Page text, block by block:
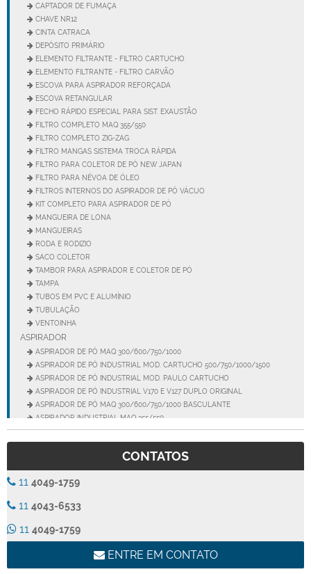
CAPTADOR DE FUMAÇA
CHAVE NR12
CINTA CATRACA
DEPÓSITO PRIMÁRIO
ELEMENTO FILTRANTE - FILTRO CARTUCHO
ELEMENTO FILTRANTE - FILTRO CARVÃO
ESCOVA PARA ASPIRADOR REFORÇADA
ESCOVA RETANGULAR
FECHO RÁPIDO ESPECIAL PARA SIST. EXAUSTÃO
FILTRO COMPLETO MAQ 355/550
FILTRO COMPLETO ZIG-ZAG
FILTRO MANGAS SISTEMA TROCA RÁPIDA
FILTRO PARA COLETOR DE PÓ NEW JAPAN
FILTRO PARA NÉVOA DE ÓLEO
FILTROS INTERNOS DO ASPIRADOR DE PÓ VÁCUO
KIT COMPLETO PARA ASPIRADOR DE PÓ
MANGUEIRA DE LONA
MANGUEIRAS
RODA E RODIZIO
SACO COLETOR
TAMBOR PARA ASPIRADOR E COLETOR DE PÓ
TAMPA
TUBOS EM PVC E ALUMÍNIO
TUBULAÇÃO
VENTOINHA
ASPIRADOR
ASPIRADOR DE PÓ MAQ 300/600/750/1000
ASPIRADOR DE PÓ INDUSTRIAL MOD. CARTUCHO 500/750/1000/1500
ASPIRADOR DE PÓ INDUSTRIAL MOD. PAULO CARTUCHO
ASPIRADOR DE PÓ INDUSTRIAL V170 E V127 DUPLO ORIGINAL
ASPIRADOR DE PÓ MAQ 300/600/750/1000 BASCULANTE
ASPIRADOR INDUSTRIAL MAQ 355/550
ASPIRADOR INDUSTRIAL MEGA 150
ASPIRADOR INDUSTRIAL MEGA 200
ASPIRADOR INDUSTRIAL MOD. PAULO
ASPIRADOR INDUSTRIAL MOD. PAULO SUPER
ASPIRADOR INDUSTRIAL SUPER 77
ASPIRADOR INDUSTRIAL VÁCUO 40
ASPIRADOR INDUSTRIAL VÁCUO 70 NESS
ASPIRADOR INDUSTRIAL VÁCUO 77
CONTATOS
11 4049-1759
11 4043-6533
11 4049-1759
ENTRE EM CONTATO